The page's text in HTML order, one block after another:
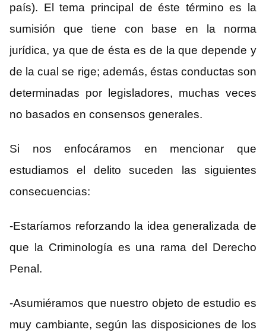
país). El tema principal de éste término es la
sumisión que tiene con base en la norma
jurídica, ya que de ésta es de la que depende y
de la cual se rige; además, éstas conductas son
determinadas por legisladores, muchas veces
no basados en consensos generales.
Si nos enfocáramos en mencionar que
estudiamos el delito suceden las siguientes
consecuencias:
-Estaríamos reforzando la idea generalizada de
que la Criminología es una rama del Derecho
Penal.
-Asumiéramos que nuestro objeto de estudio es
muy cambiante, según las disposiciones de los